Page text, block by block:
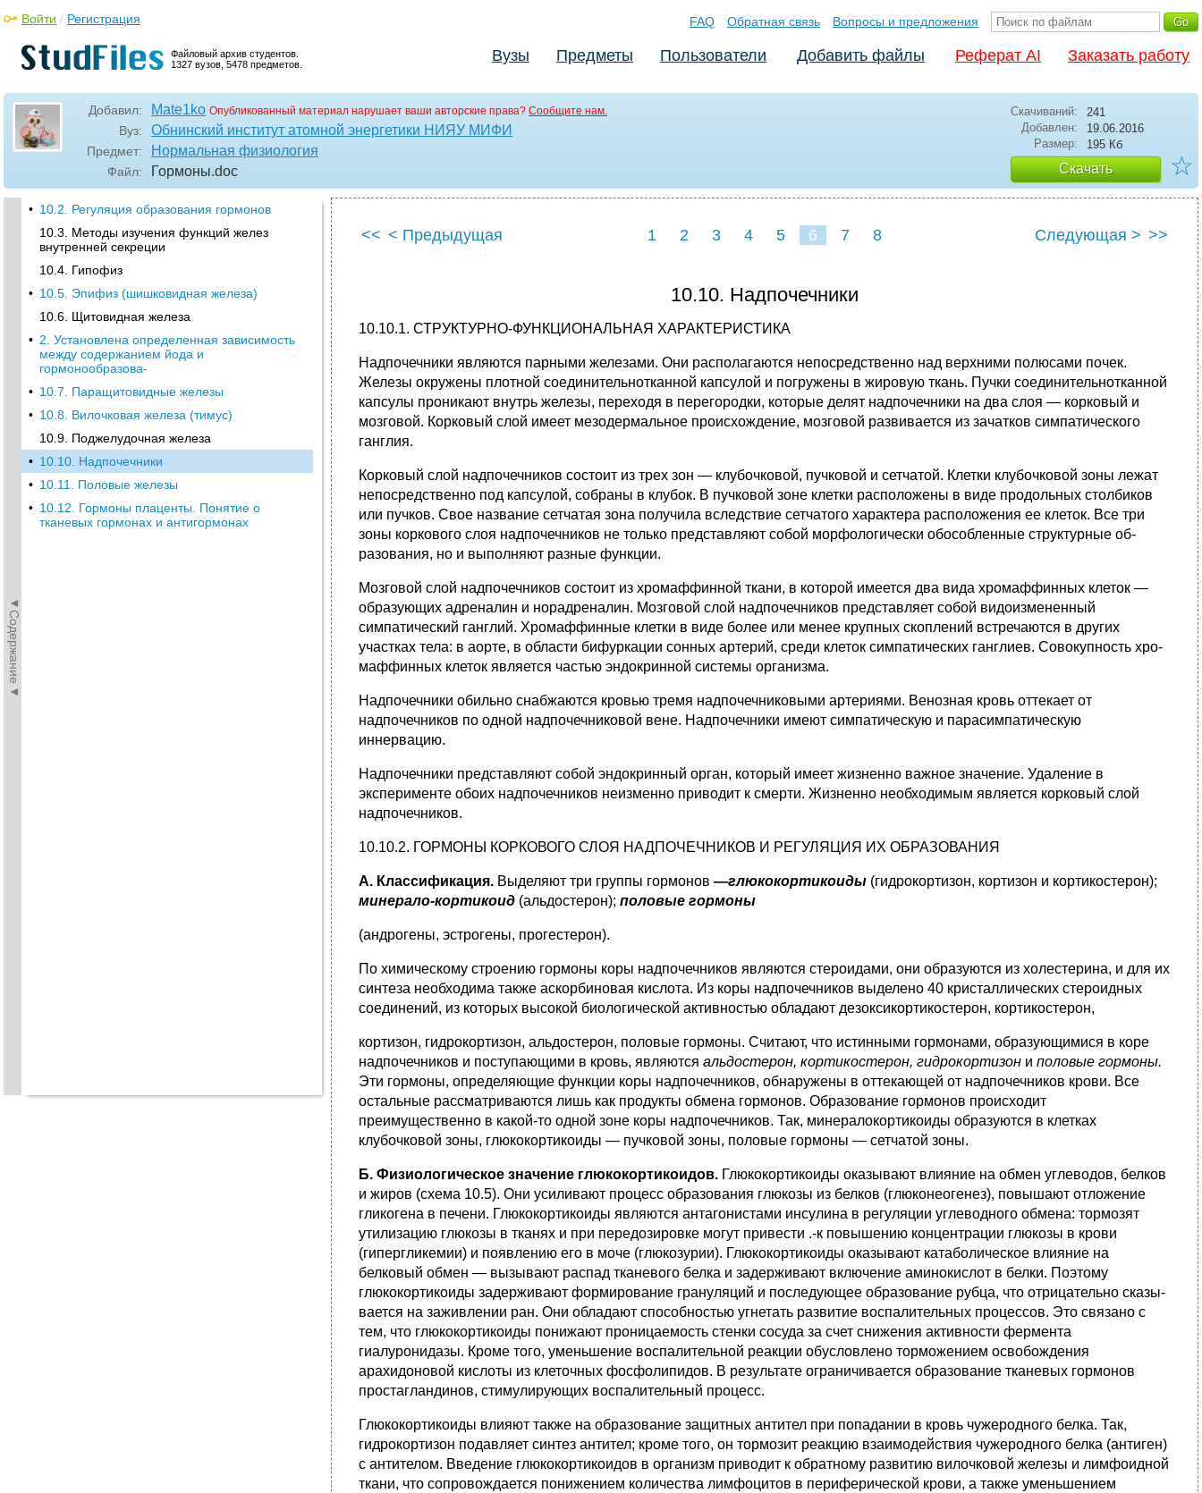
Файловый архив студентов.
1327 вузов, 5478 предметов.
Войти / Регистрация FAQ Обратная связь Вопросы и предложения
Вузы Предметы Пользователи Добавить файлы Реферат AI Заказать работу
Добавил: Mate1ko Опубликованный материал нарушает ваши авторские права? Сообщите нам.
Вуз: Обнинский институт атомной энергетики НИЯУ МИФИ
Предмет: Нормальная физиология
Файл: Гормоны.doc
Скачиваний:
241
Добавлен:
19.06.2016
Размер:
195 Кб
Скачать ☆
◄Содержание◄
• 10.2. Регуляция образования гормонов
10.3. Методы изучения функций желез
внутренней секреции
10.4. Гипофиз
• 10.5. Эпифиз (шишковидная железа)
10.6. Щитовидная железа
• 2. Установлена определенная зависимость
между содержанием йода и
гормонообразова-
• 10.7. Паращитовидные железы
• 10.8. Вилочковая железа (тимус)
10.9. Поджелудочная железа
• 10.10. Надпочечники
• 10.11. Половые железы
• 10.12. Гормоны плаценты. Понятие о
тканевых гормонах и антигормонах
<< < Предыдущая 1 2 3 4 5 6 7 8 Следующая > >>
10.10. Надпочечники
10.10.1. СТРУКТУРНО-ФУНКЦИОНАЛЬНАЯ ХАРАКТЕРИСТИКА
Надпочечники являются парными железами. Они располагаются непосредственно над верхними полюсами почек.
Железы окруже­ны плотной соединительнотканной капсулой и погружены в жировую ткань. Пучки соеди­нительнотканной
капсулы проникают внутрь железы, переходя в перегородки, которые делят надпочечники на два слоя — корковый и
мозговой. Корковый слой имеет мезодермальное происхождение, мозговой развивает­ся из зачатков симпатического
ганглия.
Корковый слой надпочечников со­стоит из трех зон — клубочковой, пучковой и сетчатой. Клетки клубочковой зоны лежат
непосредственно под капсулой, собраны в клубок. В пучковой зоне клетки расположе­ны в виде продольных столбиков
или пучков. Свое название сетчатая зона получила вслед­ствие сетчатого характера расположения ее клеток. Все три
зоны коркового слоя надпо­чечников не только представляют собой мор­фологически обособленные структурные об­
разования, но и выполняют разные функции.
Мозговой слой надпочечников со­стоит из хромаффинной ткани, в которой имеется два вида хромаффинных клеток —
образующих адреналин и норадреналин. Мозговой слой надпочечников представляет собой видоизмененный
симпатический ган­глий. Хромаффинные клетки в виде более или менее крупных скоплений встречаются в других
участках тела: в аорте, в области би­фуркации сонных артерий, среди клеток симпатических ганглиев. Совокупность хро­
маффинных клеток является частью эндо­кринной системы организма.
Надпочечники обильно снабжаются кро­вью тремя надпочечниковыми артериями. Венозная кровь оттекает от
надпочечников по одной надпочечниковой вене. Надпочеч­ники имеют симпатическую и парасимпати­ческую
иннервацию.
Надпочечники представляют собой эндо­кринный орган, который имеет жизненно важное значение. Удаление в
эксперименте обоих надпочечников неизменно приводит к смерти. Жизненно необходимым является корковый слой
надпочечников.
10.10.2. ГОРМОНЫ КОРКОВОГО СЛОЯ НАДПОЧЕЧНИКОВ И РЕГУЛЯЦИЯ ИХ ОБРАЗОВАНИЯ
А. Классификация. Выделяют три группы гормонов —глюкокортикоиды (гидрокорти­зон, кортизон и кортикостерон);
минерало-кортикоид (альдостерон); половые гормоны
(андрогены, эстрогены, прогестерон).
По химическому строению гормоны коры надпочечников являются стероидами, они образуются из холестерина, и для их
синтеза необходима также аскорбиновая кислота. Из коры надпочечников выделено 40 кристалли­ческих стероидных
соединений, из которых высокой биологической активностью облада­ют дезоксикортикостерон, кортикостерон,
кортизон, гидрокортизон, альдостерон, поло­вые гормоны. Считают, что истинными гор­монами, образующимися в коре
надпочечни­ков и поступающими в кровь, являются аль­достерон, кортикостерон, гидрокортизон и половые гормоны.
Эти гормоны, определяю­щие функции коры надпочечников, обнару­жены в оттекающей от надпочечников крови. Все
остальные рассматриваются лишь как продукты обмена гормонов. Образование гормонов происходит
преимущественно в какой-то одной зоне коры надпочечников. Так, минералокортикоиды образуются в клетках
клубочковой зоны, глюкокортикои­ды — пучковой зоны, половые гормоны — сетчатой зоны.
Б. Физиологическое значение глюкокортикоидов. Глюкокортикоиды оказывают влия­ние на обмен углеводов, белков
и жиров (схема 10.5). Они усиливают процесс образо­вания глюкозы из белков (глюконеогенез), повышают отложение
гликогена в печени. Глюкокортикоиды являются антагонистами инсулина в регуляции углеводного обмена: тормозят
утилизацию глюкозы в тканях и при передозировке могут привести .-к по­вышению концентрации глюкозы в крови
(гипергликемии) и появлению его в моче (глюкозурии). Глюкокортикоиды оказывают катаболическое влияние на
белковый об­мен — вызывают распад тканевого белка и задерживают включение аминокислот в бел­ки. Поэтому
глюкокортикоиды задерживают формирование грануляций и последующее образование рубца, что отрицательно сказы­
вается на заживлении ран. Они обладают способностью угнетать развитие воспали­тельных процессов. Это связано с
тем, что глюкокортикоиды понижают проницаемость стенки сосуда за счет снижения активности фермента
гиалуронидазы. Кроме того, умень­шение воспалительной реакции обусловлено торможением освобождения
арахидоновой кислоты из клеточных фосфолипидов. В ре­зультате ограничивается образование ткане­вых гормонов
простагландинов, стимулирую­щих воспалительный процесс.
Глюкокортикоиды влияют также на обра­зование защитных антител при попадании в кровь чужеродного белка. Так,
гидрокорти­зон подавляет синтез антител; кроме того, он тормозит реакцию взаимодействия чужерод­ного белка (антиген)
с антителом. Введение глюкокортикоидов в организм приводит к обратному развитию вилочковой железы и лимфоидной
ткани, что сопровождается по­нижением количества лимфоцитов в перифе­рической крови, а также уменьшением